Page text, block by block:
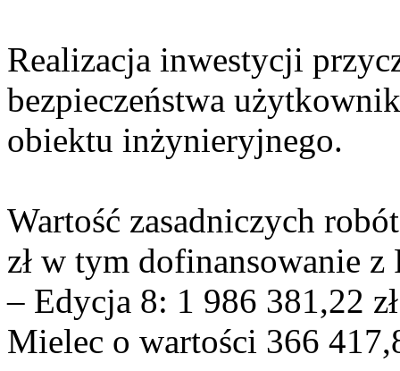
Realizacja inwestycji
bezpieczeństwa
obiektu inżynieryjnego.
Wartość zasadniczych
zł w tym dofinansowanie
– Edycja 8: 1 986 381,22
Mielec o wartości 366